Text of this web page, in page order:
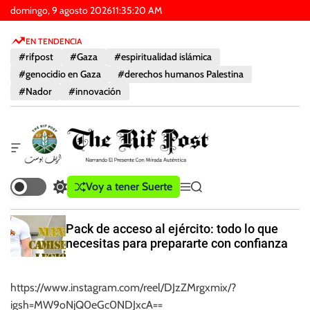
r
domingo, 9 agosto 202611:35:21AM
EN TENDENCIA
#rifpost #Gaza
#espiritualidad islámica
#genocidio en Gaza
#derechos humanos Palestina
#Nador
#innovación
W
d
g
e
t
f
u
a
d
T
e
R
i
P
o
C
a
b
i
e
l
Voy a tener Suerte
M
e
ú
B
u
s
c
a
n
Pack de acceso al ejército: todo lo que
necesitas para prepararte con confianza
https://www.instagram.com/reel/DJzZMrgxmix/?
igsh=MW9oNjQ0eGc0NDJxcA==